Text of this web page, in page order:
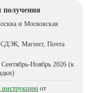
получения
и Московская
СДЭК, Магнит, Почта
Сентябрь-Ноябрь 2026 (к
инструкцию от